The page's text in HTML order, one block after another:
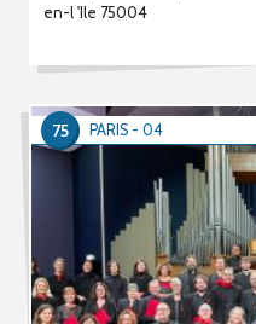
en-l 'Ile 75004
PARIS - 04
75